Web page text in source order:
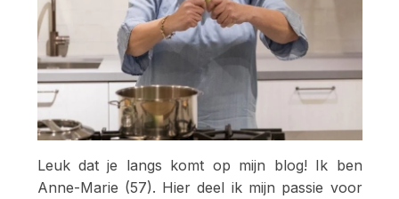
Leuk dat je langs komt op mijn blog! Ik ben
Anne-Marie (57). Hier deel ik mijn passie voor